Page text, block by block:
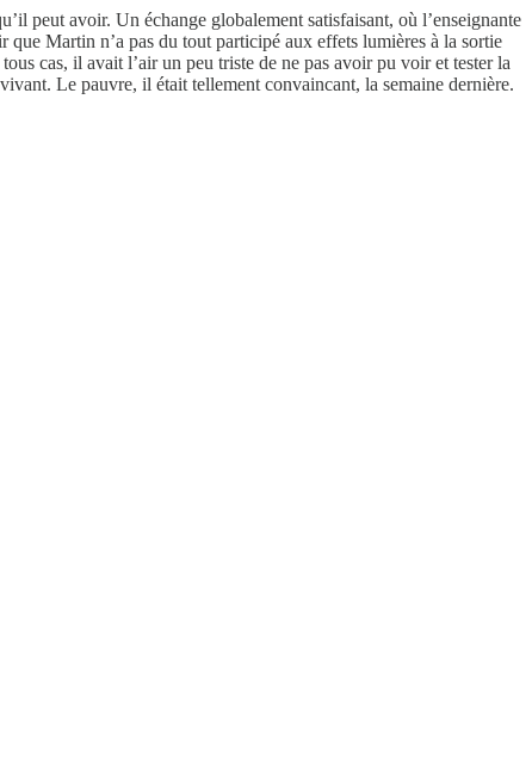
peut avoir. Un échange globalement satisfaisant, où l’enseignante
que Martin n’a pas du tout participé aux effets lumières à la sortie
cas, il avait l’air un peu triste de ne pas avoir pu voir et tester la
Le pauvre, il était tellement convaincant, la semaine dernière.